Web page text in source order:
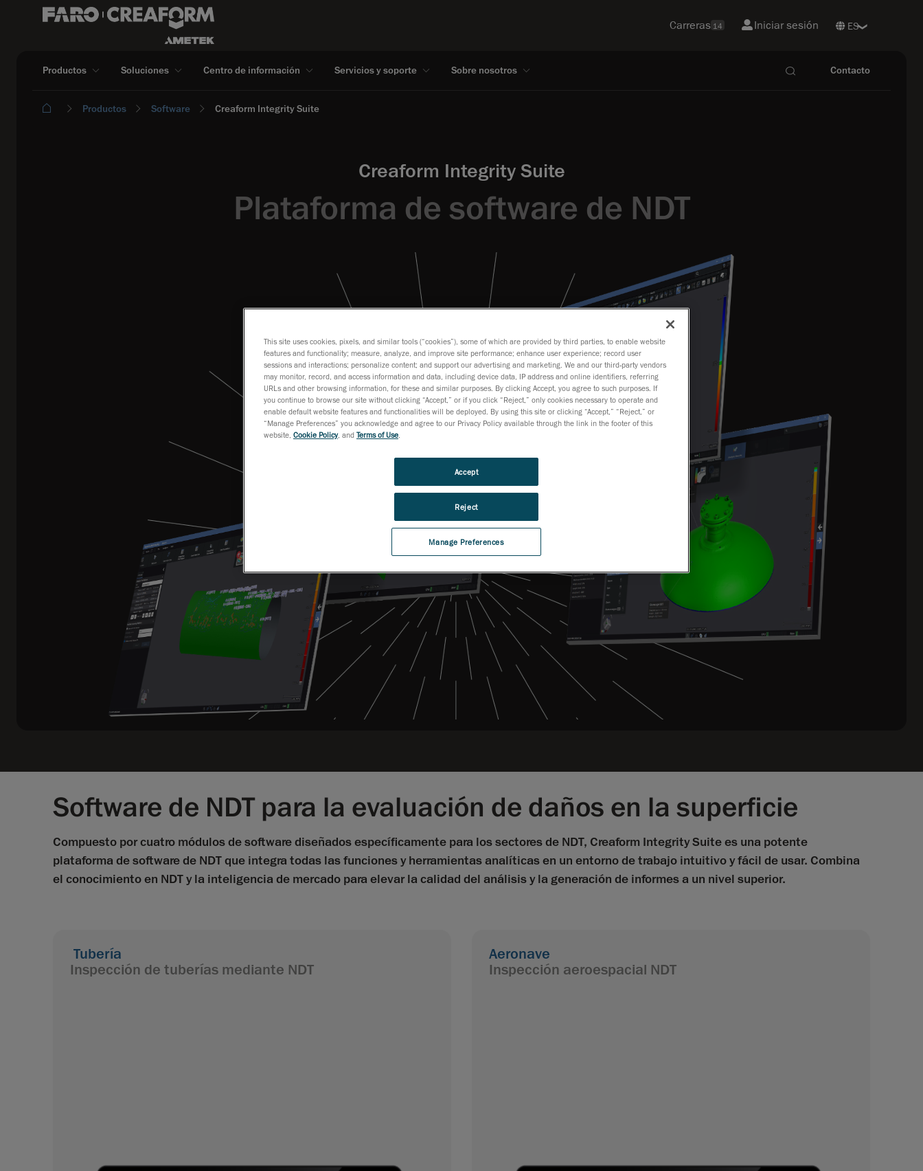
Carreras 14 Iniciar sesión
Productos Soluciones Centro de información Servicios y soporte Sobre nosotros Contacto
Productos Software Creaform Integrity Suite
Creaform Integrity Suite
Plataforma de software de NDT
Software de NDT para la evaluación de daños en la superficie
Compuesto por cuatro módulos de software diseñados específicamente para los sectores de NDT, Creaform Integrity Suite es una potente
plataforma de software de NDT que integra todas las funciones y herramientas analíticas en un entorno de trabajo intuitivo y fácil de usar. Combina
el conocimiento en NDT y la inteligencia de mercado para elevar la calidad del análisis y la generación de informes a un nivel superior.
Tubería
Inspección de tuberías mediante NDT
Aeronave
Inspección aeroespacial NDT
This site uses cookies, pixels, and similar tools (“cookies”), some of which are provided by third parties, to enable website
features and functionality; measure, analyze, and improve site performance; enhance user experience; record user
sessions and interactions; personalize content; and support our advertising and marketing. We and our third-party vendors
may monitor, record, and access information and data, including device data, IP address and online identifiers, referring
URLs and other browsing information, for these and similar purposes. By clicking Accept, you agree to such purposes. If
you continue to browse our site without clicking “Accept,” or if you click “Reject,” only cookies necessary to operate and
enable default website features and functionalities will be deployed. By using this site or clicking “Accept,” “Reject,” or
“Manage Preferences” you acknowledge and agree to our Privacy Policy available through the link in the footer of this
website, Cookie Policy, and Terms of Use
Manage Preferences
Reject
Accept